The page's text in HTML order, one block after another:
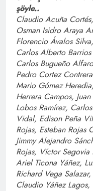
şöyle..
Claudio Acuña
Osman Isidro Araya
Florencio Ávalos
Carlos Alberto
Carlos Bugueño
Pedro Cortez
Mario Gómez
Herrera Campos,
Lobos Ramírez,
Vidal, Edison Peña
Rojas, Esteban Rojas
Jimmy Alejandro
Rojas, Víctor Segovia
Ariel Ticona Yáñez,
Richard Vega
Claudio Yáñez